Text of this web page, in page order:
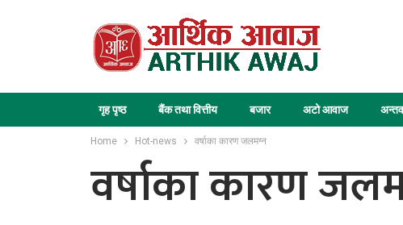
गृह पृष्ठ बैंक तथा वित्तीय बजार अटो आवाज
Home Hot-news वर्षाका कारण जलमग्न
वर्षाका कारण